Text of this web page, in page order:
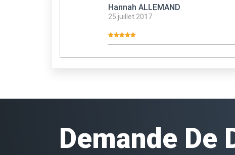
Hannah ALLEMAND
25 juillet 2017
Demande De